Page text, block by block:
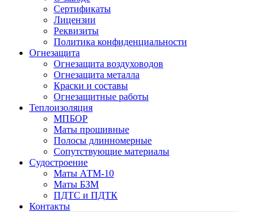
Сертификаты
Лицензии
Реквизиты
Политика конфиденциальности
Огнезащита
Огнезащита воздуховодов
Огнезащита металла
Краски и составы
Огнезащитные работы
Теплоизоляция
МПБОР
Маты прошивные
Полосы длинномерные
Сопутствующие материалы
Судостроение
Маты АТМ-10
Маты БЗМ
ПДТС и ПДТК
Контакты